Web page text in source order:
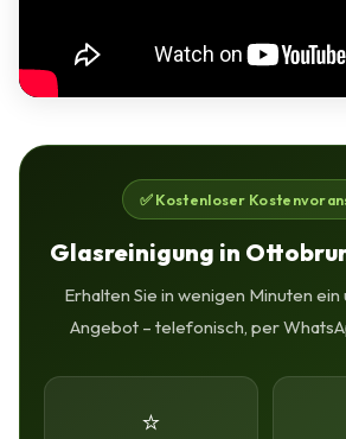
✅ Kostenloser
Glasreinigung in
Erhalten Sie in wenigen Minuten
Angebot – telefonisch, per
⭐